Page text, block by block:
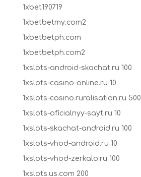
1xbet190719
1xbetbetmy.com2
1xbetbetph.com
1xbetbetph.com2
1xslots-android-skachat.ru 100
1xslots-casino-online.ru 10
1xslots-casino.ruralisation.ru 500
1xslots-oficialnyy-sayt.ru 10
1xslots-skachat-android.ru 100
1xslots-vhod-android.ru 10
1xslots-vhod-zerkalo.ru 100
1xslots.us.com 200